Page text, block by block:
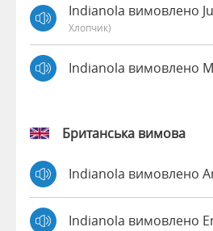
Indianola вимовлено
Хлопчик)
Indianola вимовлено
Британська вимова
Indianola вимовлено
Indianola вимовлено